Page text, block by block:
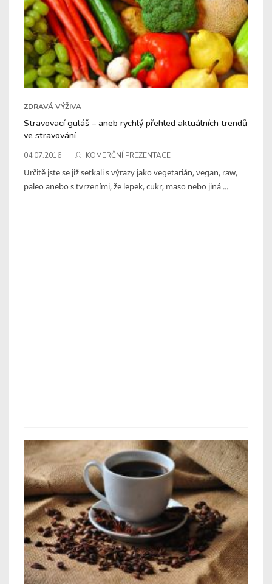
ZDRAVÁ VÝŽIVA
Stravovací guláš – aneb rychlý přehled aktuálních trendů
ve stravování
04.07.2016 KOMERČNÍ PREZENTACE
Určitě jste se již setkali s výrazy jako vegetarián, vegan, raw,
paleo anebo s tvrzeními, že lepek, cukr, maso nebo jiná ...